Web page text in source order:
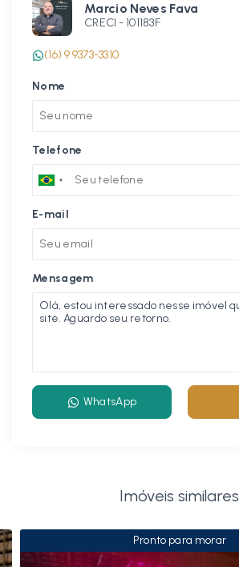
Marcio Neves Fava
CRECI - 101183F
(16) 9 9373-3310
Nome
Telefone
E-mail
Mensagem
WhatsApp
Imóveis similares
Pronto para morar